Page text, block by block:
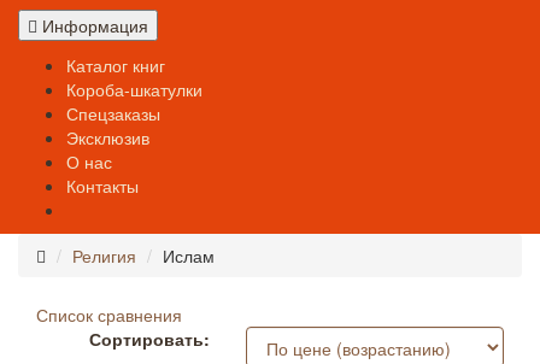
Информация
Каталог книг
Короба-шкатулки
Спецзаказы
Эксклюзив
О нас
Контакты
Религия Ислам
Список сравнения
Сортировать: